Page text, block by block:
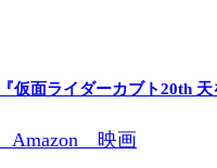
仮面ライダーカブト20th